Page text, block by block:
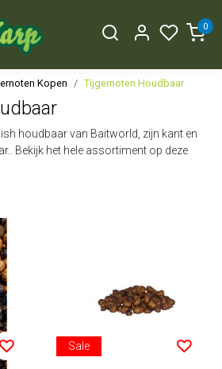
0
Kopen Tijgernoten Houdbaar
houdbaar van Baitworld, zijn kant en
Bekijk het hele assortiment op deze
Sale